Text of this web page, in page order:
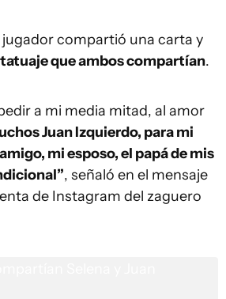
compartió una carta y
que ambos compartían.
a mi media mitad, al amor
Juan Izquierdo, para mi
mi esposo, el papá de mis
, señaló en el mensaje
de Instagram del zaguero